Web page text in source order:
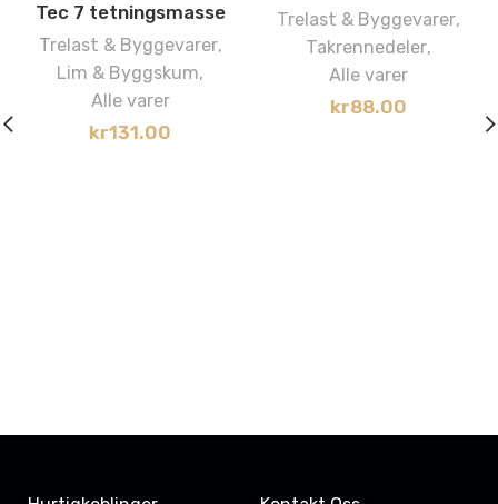
Tec 7 tetningsmasse
Trelast & Byggevarer,
Lim & Byggskum,
Alle varer
kr131.00
Trelast & Byggevarer,
Takrennedeler,
Alle varer
kr88.00